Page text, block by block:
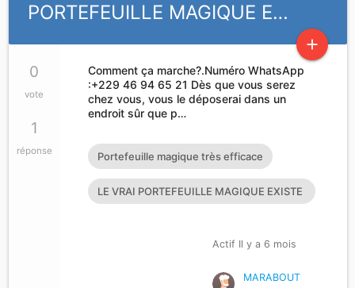
PORTEFEUILLE MAGIQUE E…
add
0
vote
1
réponse
Comment ça marche?.Numéro WhatsApp
:+229 46 94 65 21 Dès que vous serez
chez vous, vous le déposerai dans un
endroit sûr que p…
Portefeuille magique très efficace
LE VRAI PORTEFEUILLE MAGIQUE EXISTE
Actif Il y a 6 mois
MARABOUT